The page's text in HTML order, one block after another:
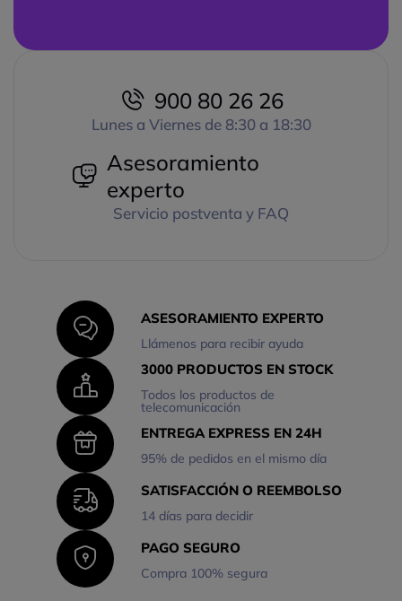
900 80 26 26
Lunes a Viernes de 8:30 a 18:30
Asesoramiento
experto
Servicio postventa y FAQ
ASESORAMIENTO EXPERTO
Llámenos para recibir ayuda
3000 PRODUCTOS EN STOCK
Todos los productos de
telecomunicación
ENTREGA EXPRESS EN 24H
95% de pedidos en el mismo día
SATISFACCIÓN O REEMBOLSO
14 días para decidir
PAGO SEGURO
Compra 100% segura